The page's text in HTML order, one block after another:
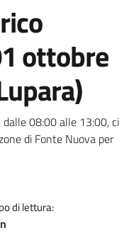
ottobre
08:00 alle 13:00, ci
di Fonte Nuova per
di lettura: